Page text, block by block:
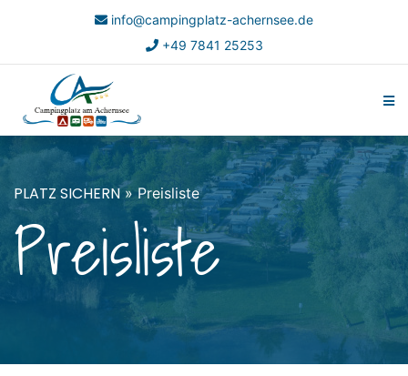
info@campingplatz-achernsee.de
+49 7841 25253
PLATZ SICHERN» Preisliste
Preisliste